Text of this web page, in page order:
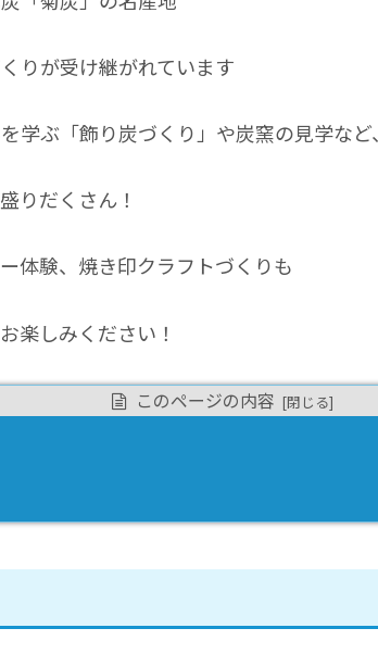
りが受け継がれています
学ぶ「飾り炭づくり」や炭窯の見学など、
りだくさん！
体験、焼き印クラフトづくりも
楽しみください！
このページの内容